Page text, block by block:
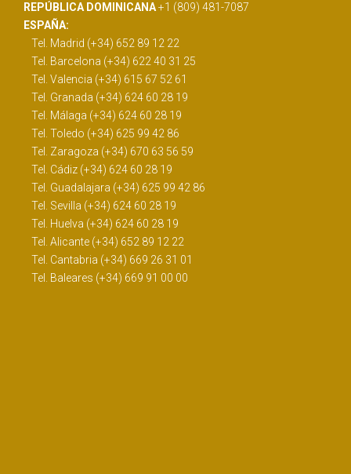
REPÚBLICA DOMINICANA+1 (809) 481-7087
ESPAÑA:
Tel. Madrid (+34) 652 89 12 22
Tel. Barcelona (+34) 622 40 31 25
Tel. Valencia (+34) 615 67 52 61
Tel. Granada (+34) 624 60 28 19
Tel. Málaga (+34) 624 60 28 19
Tel. Toledo (+34) 625 99 42 86
Tel. Zaragoza (+34) 670 63 56 59
Tel. Cádiz (+34) 624 60 28 19
Tel. Guadalajara (+34) 625 99 42 86
Tel. Sevilla (+34) 624 60 28 19
Tel. Huelva (+34) 624 60 28 19
Tel. Alicante (+34) 652 89 12 22
Tel. Cantabria (+34) 669 26 31 01
Tel. Baleares (+34) 669 91 00 00